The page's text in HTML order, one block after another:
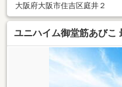
大阪府大阪市住吉区庭井２
ユニハイム御堂筋あびこ